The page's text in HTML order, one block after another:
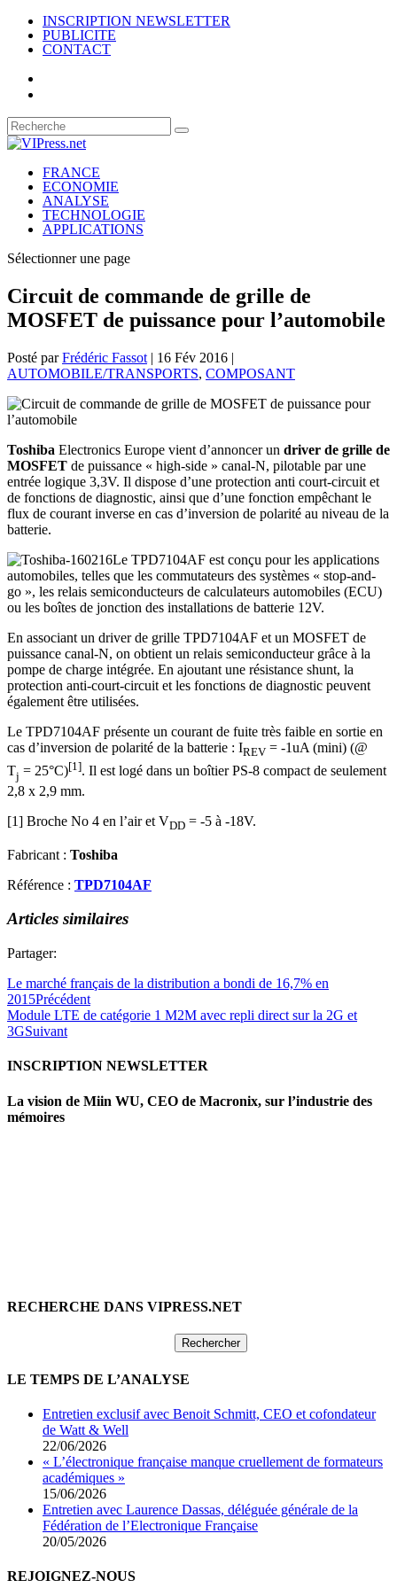
INSCRIPTION NEWSLETTER
PUBLICITE
CONTACT
FRANCE
ECONOMIE
ANALYSE
TECHNOLOGIE
APPLICATIONS
Sélectionner une page
Circuit de commande de grille de
MOSFET de puissance pour l’automobile
Posté parFrédéric Fassot | 16 Fév 2016 |
AUTOMOBILE/TRANSPORTS, COMPOSANT
Toshiba Electronics Europe vient d’annoncer un driver de grille de
MOSFET de puissance « high-side » canal-N, pilotable par une
entrée logique 3,3V. Il dispose d’une protection anti court-circuit et
de fonctions de diagnostic, ainsi que d’une fonction empêchant le
flux de courant inverse en cas d’inversion de polarité au niveau de la
batterie.
Le TPD7104AF est conçu pour les applications
automobiles, telles que les commutateurs des systèmes « stop-and-
go », les relais semiconducteurs de calculateurs automobiles (ECU)
ou les boîtes de jonction des installations de batterie 12V.
En associant un driver de grille TPD7104AF et un MOSFET de
puissance canal-N, on obtient un relais semiconducteur grâce à la
pompe de charge intégrée. En ajoutant une résistance shunt, la
protection anti-court-circuit et les fonctions de diagnostic peuvent
également être utilisées.
Le TPD7104AF présente un courant de fuite très faible en sortie en
cas d’inversion de polarité de la batterie : IREV = -1uA (mini) (@
Tj = 25°C)[1]. Il est logé dans un boîtier PS-8 compact de seulement
2,8 x 2,9 mm.
[1] Broche No 4 en l’air et VDD = -5 à -18V.
Fabricant : Toshiba
Référence : TPD7104AF
Articles similaires
Partager:
Le marché français de la distribution a bondi de 16,7% en
2015Précédent
Module LTE de catégorie 1 M2M avec repli direct sur la 2G et
3GSuivant
INSCRIPTION NEWSLETTER
La vision de Miin WU, CEO de Macronix, sur l’industrie des
mémoires
RECHERCHE DANS VIPRESS.NET
LE TEMPS DE L’ANALYSE
Entretien exclusif avec Benoit Schmitt, CEO et cofondateur
de Watt & Well
22/06/2026
« L’électronique française manque cruellement de formateurs
académiques »
15/06/2026
Entretien avec Laurence Dassas, déléguée générale de la
Fédération de l’Electronique Française
20/05/2026
REJOIGNEZ-NOUS